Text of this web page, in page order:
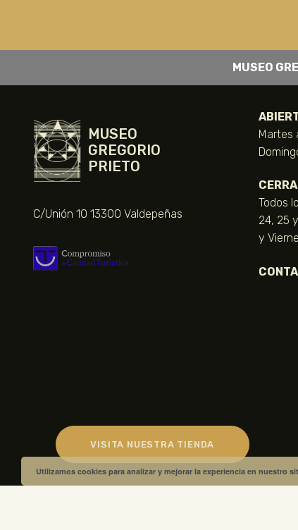
MUSEO
MUSEO
GREGORIO
PRIETO
C/Unión 10 13300 Valdepeñas
Martes
Todos
24, 25
y
VISITA NUESTRA TIENDA
Utilizamos cookies para analizar y mejorar la experiencia en nuestro